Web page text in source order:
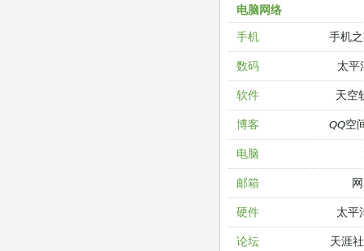
电脑网络
手机
手机
数码 太平
软件 天空
博客 QQ空
电脑
邮箱
硬件 太平
论坛 天涯